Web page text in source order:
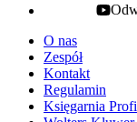
youtube
O nas
Zespół
Kontakt
Regulamin
Księgarnia